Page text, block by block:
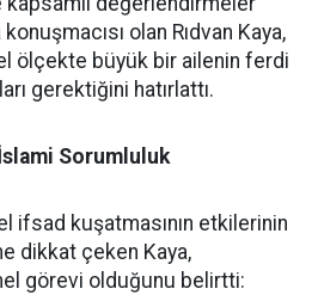
konuşmacısı olan Rıdvan Kaya,
ölçekte büyük bir ailenin ferdi
gerektiğini hatırlattı.
Sorumluluk
ifsad kuşatmasının etkilerinin
dikkat çeken Kaya,
görevi olduğunu belirtti: